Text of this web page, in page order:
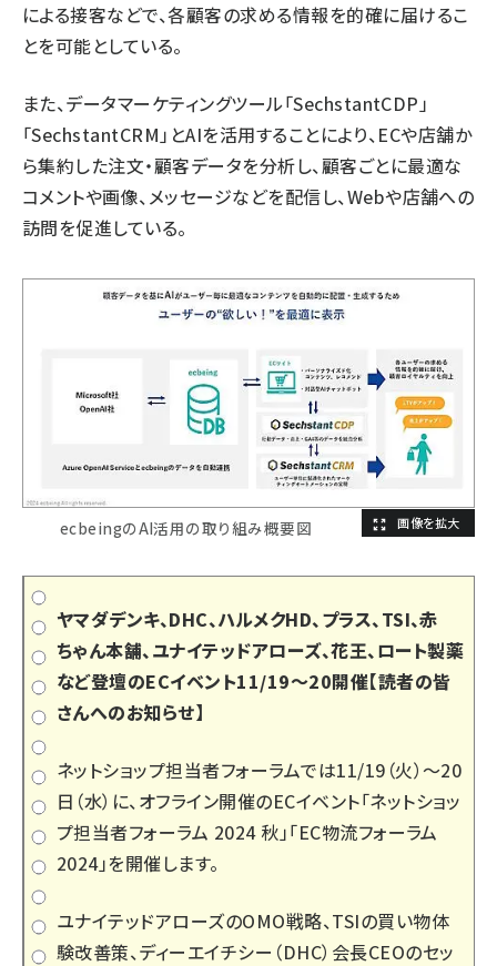
による接客などで、各顧客の求める情報を的確に届けるこ
とを可能としている。
また、データマーケティングツール「SechstantCDP」
「SechstantCRM」とAIを活用することにより、ECや店舗か
ら集約した注文・顧客データを分析し、顧客ごとに最適な
コメントや画像、メッセージなどを配信し、Webや店舗への
訪問を促進している。
ecbeingのAI活用の取り組み概要図
ヤマダデンキ、DHC、ハルメクHD、プラス、TSI、赤
ちゃん本舗、ユナイテッドアローズ、花王、ロート製薬
など登壇のECイベント11/19～20開催【読者の皆
さんへのお知らせ】
ネットショップ担当者フォーラムでは11/19（火）～20
日（水）に、オフライン開催のECイベント「ネットショッ
プ担当者フォーラム 2024 秋 」「EC物流フォーラム
2024」を開催します。
ユナイテッドアローズのOMO戦略、TSIの買い物体
験改善策、ディーエイチシー（DHC）会長CEOのセッ